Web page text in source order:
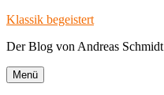
Zum
springen
Klassik begeistert
Der Blog von Andreas Schmidt
Menü